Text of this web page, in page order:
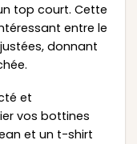
top court. Cette
entre le
donnant
et
vos bottines
et un t-shirt